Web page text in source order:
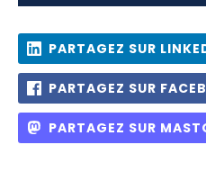
PARTAGEZ SUR
PARTAGEZ SUR
PARTAGEZ SUR